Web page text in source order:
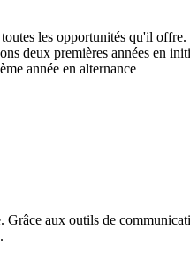
les opportunités qu'il
deux premières années en
année en alternance
aux outils de